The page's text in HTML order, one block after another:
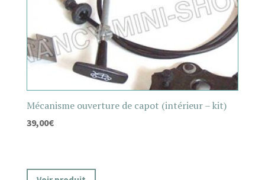
Mécanisme ouverture de capot (intérieur – kit)
39,00€